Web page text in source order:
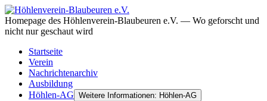
Homepage des Höhlenverein-Blaubeuren e.V. — Wo geforscht und
nicht nur geschaut wird
Startseite
Verein
Nachrichtenarchiv
Ausbildung
Höhlen-AG Weitere Informationen: Höhlen-AG